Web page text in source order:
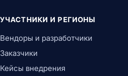
УЧАСТНИКИ И РЕГИОНЫ
Вендоры и разработчики
Заказчики
Кейсы внедрения